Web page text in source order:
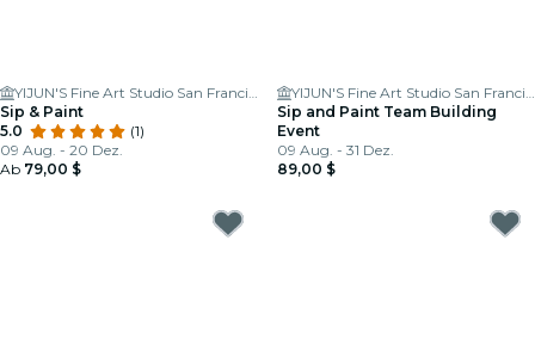
YIJUN'S Fine Art Studio San Francisco
Sip & Paint
5.0
(1)
09 Aug. - 20 Dez.
Ab 79,00 $
YIJUN'S Fine Art Studio San Francisco
Sip and Paint Team Building
Event
09 Aug. - 31 Dez.
89,00 $